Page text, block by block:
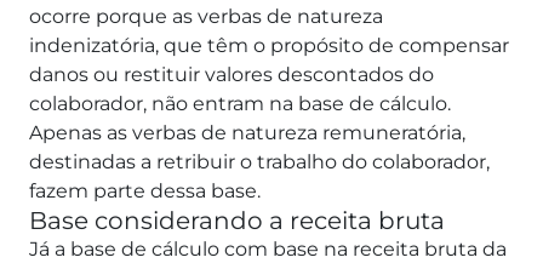
ocorre porque as verbas de natureza
indenizatória, que têm o propósito de compensar
danos ou restituir valores descontados do
colaborador, não entram na base de cálculo.
Apenas as verbas de natureza remuneratória,
destinadas a retribuir o trabalho do colaborador,
fazem parte dessa base.
Base considerando a receita bruta
Já a base de cálculo com base na receita bruta da